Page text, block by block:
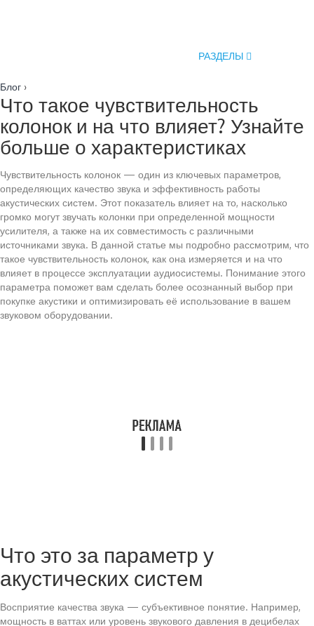
РАЗДЕЛЫ
Блог ›
Что такое чувствительность
колонок и на что влияет? Узнайте
больше о характеристиках
Чувствительность колонок — один из ключевых параметров,
определяющих качество звука и эффективность работы
акустических систем. Этот показатель влияет на то, насколько
громко могут звучать колонки при определенной мощности
усилителя, а также на их совместимость с различными
источниками звука. В данной статье мы подробно рассмотрим, что
такое чувствительность колонок, как она измеряется и на что
влияет в процессе эксплуатации аудиосистемы. Понимание этого
параметра поможет вам сделать более осознанный выбор при
покупке акустики и оптимизировать её использование в вашем
звуковом оборудовании.
Что это за параметр у
акустических систем
Восприятие качества звука — субъективное понятие. Например,
мощность в ваттах или уровень звукового давления в децибелах